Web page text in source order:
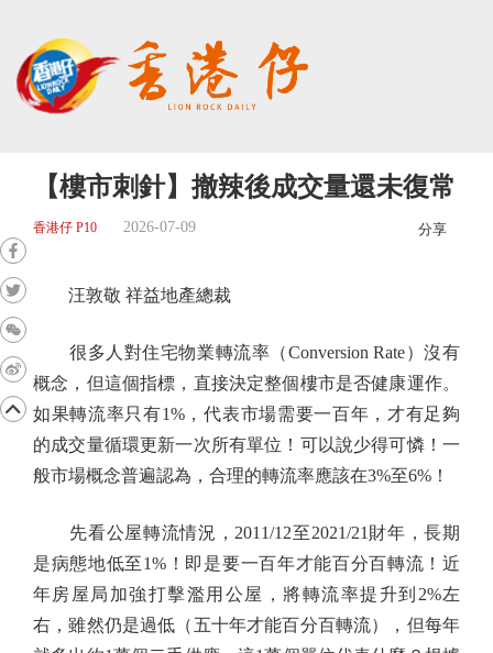
【樓市刺針】撤辣後成交量還未復常
香港仔 P10 2026-07-09 分享
汪敦敬 祥益地產總裁
很多人對住宅物業轉流率（Conversion Rate）沒有
概念，但這個指標，直接決定整個樓市是否健康運作。
如果轉流率只有1%，代表市場需要一百年，才有足夠
的成交量循環更新一次所有單位！可以說少得可憐！一
般市場概念普遍認為，合理的轉流率應該在3%至6%！
先看公屋轉流情況，2011/12至2021/21財年，長期
是病態地低至1%！即是要一百年才能百分百轉流！近
年房屋局加強打擊濫用公屋，將轉流率提升到2%左
右，雖然仍是過低（五十年才能百分百轉流），但每年